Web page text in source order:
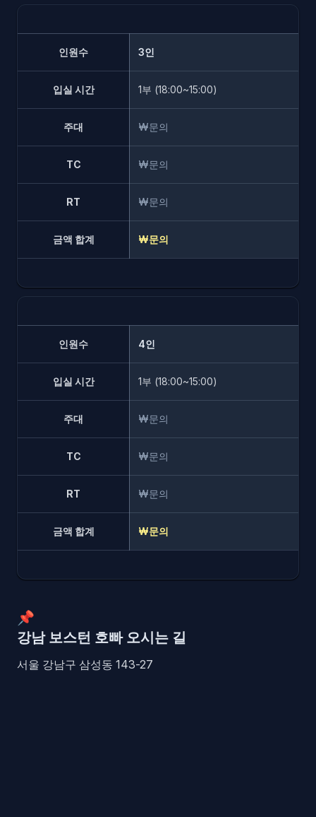
인원수 3인
입실 시간 1부 (18:00~15:00)
주대 ₩문의
TC ₩문의
RT ₩문의
금액 합계 ₩문의
인원수 4인
입실 시간 1부 (18:00~15:00)
주대 ₩문의
TC ₩문의
RT ₩문의
금액 합계 ₩문의
📌
강남 보스턴 호빠 오시는 길
서울 강남구 삼성동 143-27